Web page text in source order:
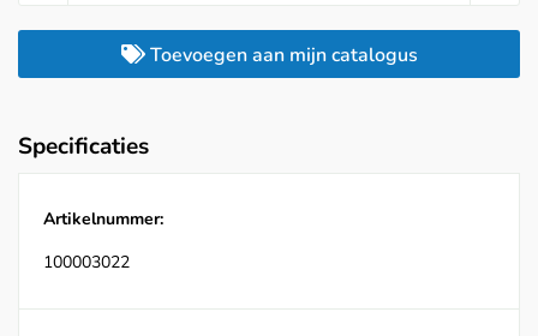
Toevoegen aan mijn catalogus
Specificaties
Artikelnummer:
100003022